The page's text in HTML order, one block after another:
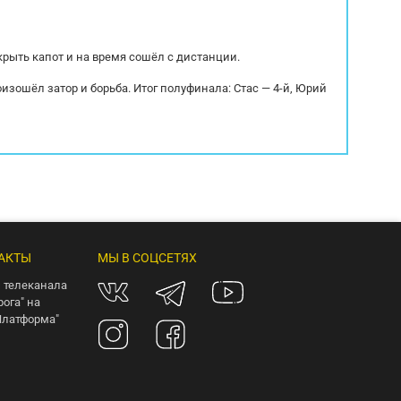
капот и на время сошёл с дистанции.
затор и борьба. Итог полуфинала: Стас — 4-й, Юрий
на
МЫ В СОЦСЕТЯХ